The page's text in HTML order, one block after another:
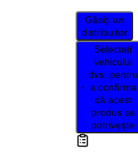
Găsiți un
distribuitor
Selectați
vehiculul
dvs. pentru
a confirma
că acest
produs se
potrivește